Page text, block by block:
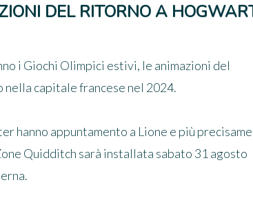
DEL RITORNO A
i Giochi Olimpici estivi, le animazioni del
capitale francese nel 2024.
hanno appuntamento a Lione e più
Quidditch sarà installata sabato 31 agosto